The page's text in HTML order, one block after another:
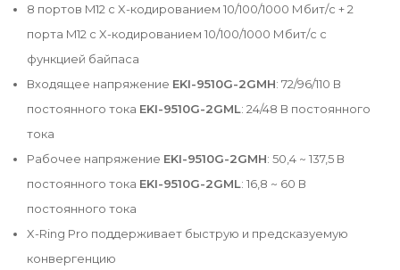
8 портов M12 с X-кодированием 10/100/1000 Мбит/с + 2
порта M12 с X-кодированием 10/100/1000 Мбит/с с
функцией байпаса
Входящее напряжение EKI-9510G-2GMH: 72/96/110 В
постоянного тока EKI-9510G-2GML: 24/48 В постоянного
тока
Рабочее напряжение EKI-9510G-2GMH: 50,4 ~ 137,5 В
постоянного тока EKI-9510G-2GML: 16,8 ~ 60 В
постоянного тока
X-Ring Pro поддерживает быструю и предсказуемую
конвергенцию